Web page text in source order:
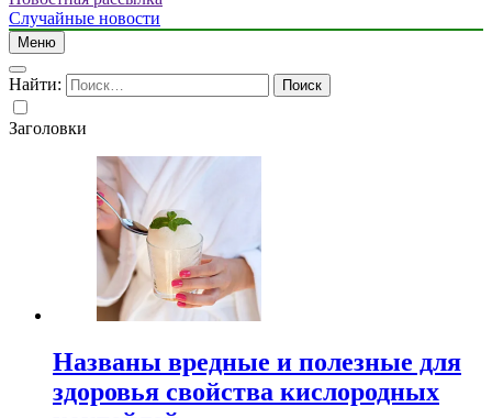
Случайные новости
Меню
Найти:
Заголовки
Названы вредные и полезные для
здоровья свойства кислородных